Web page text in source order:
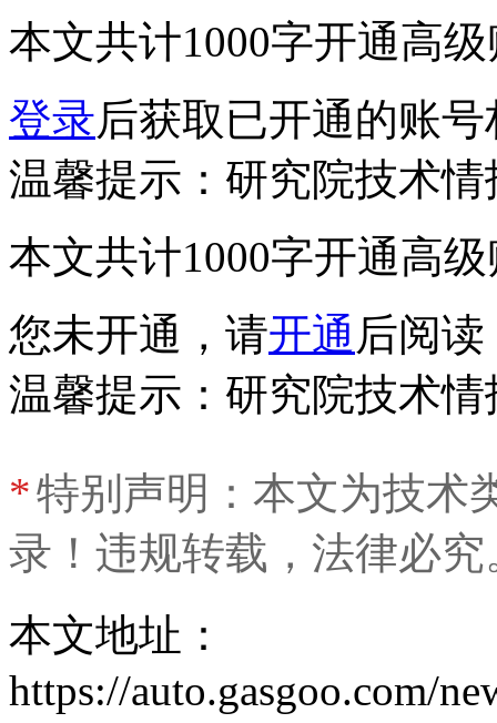
本文共计1000字开通高
登录后获取已开通的账号
温馨提示：研究院技术
本文共计1000字开通高
您未开通，请开通 后阅读
温馨提示：研究院技术
*特别声明：本文为技术
录！违规转载，法律必究
本文地址：
https://auto.gasgoo.com/